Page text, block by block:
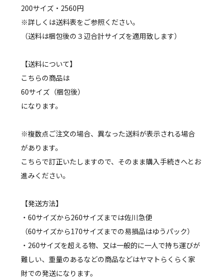
200サイズ・2560円
※詳しくは送料表をご参照ください。
（送料は梱包後の３辺合計サイズを適用致します）
【送料について】
こちらの商品は
60サイズ（梱包後）
になります。
※複数点ご注文の場合、異なった送料が表示される場合
があります。
こちらで訂正いたしますので、そのまま購入手続きへとお
進みください。
【発送方法】
・60サイズから260サイズまでは佐川急便
（60サイズから170サイズまでの易損品はゆうパック）
・260サイズを超える物、又は一般的に一人で持ち運びが
難しい、重量のあるなどの商品などはヤマトらくらく家
財での発送になります。